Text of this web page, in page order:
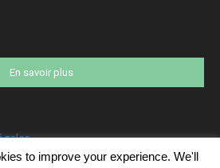
En savoir plus
to improve your experience. We'll